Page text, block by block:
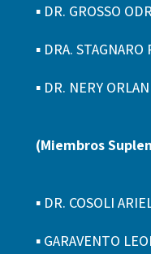
▪ DR. GROSSO
▪ DRA.
▪ DR. NERY
(Miembros
▪ DR. COSOLI
▪ GARAVENTO